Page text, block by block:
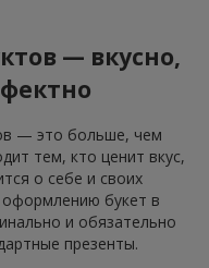
— вкусно,
— это больше, чем
тем, кто ценит вкус,
о себе и своих
оформлению букет в
и обязательно
презенты.